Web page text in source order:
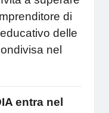
di
delle
nel
entra nel